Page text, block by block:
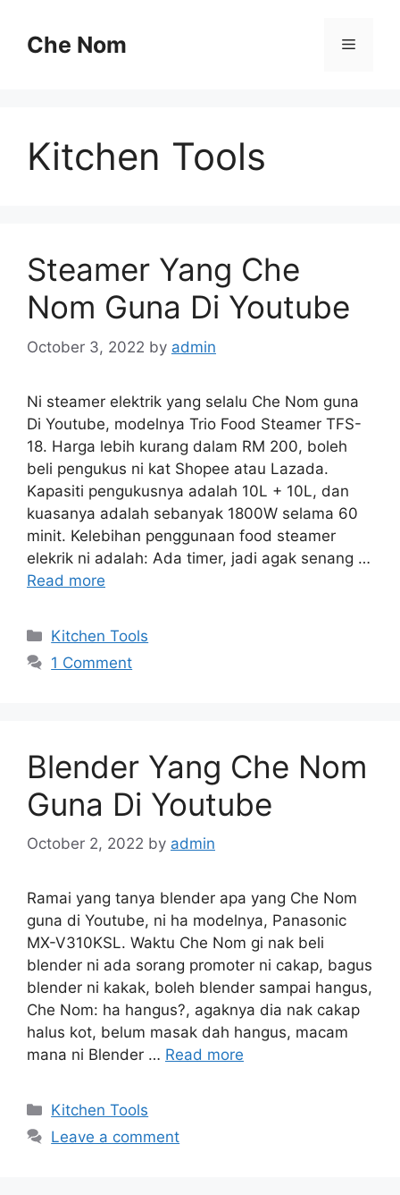
contentChe Nom Menu
Kitchen Tools
Steamer Yang Che
Nom Guna Di Youtube
October 3, 2022 by admin
Ni steamer elektrik yang selalu Che Nom guna
Di Youtube, modelnya Trio Food Steamer TFS-
18. Harga lebih kurang dalam RM 200, boleh
beli pengukus ni kat Shopee atau Lazada.
Kapasiti pengukusnya adalah 10L + 10L, dan
kuasanya adalah sebanyak 1800W selama 60
minit. Kelebihan penggunaan food steamer
elekrik ni adalah: Ada timer, jadi agak senang …
Read more
Categories
Kitchen Tools
1 Comment
Blender Yang Che Nom
Guna Di Youtube
October 2, 2022 by admin
Ramai yang tanya blender apa yang Che Nom
guna di Youtube, ni ha modelnya, Panasonic
MX-V310KSL. Waktu Che Nom gi nak beli
blender ni ada sorang promoter ni cakap, bagus
blender ni kakak, boleh blender sampai hangus,
Che Nom: ha hangus?, agaknya dia nak cakap
halus kot, belum masak dah hangus, macam
mana ni Blender … Read more
Categories
Kitchen Tools
Leave a comment